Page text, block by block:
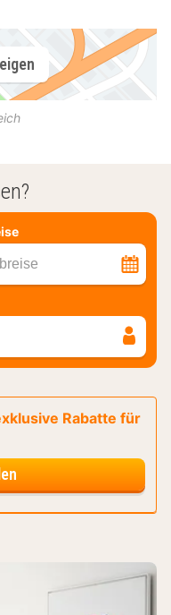
Rabatte für